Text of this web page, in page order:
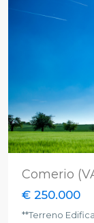
Comerio
€ 250.000
**Terreno